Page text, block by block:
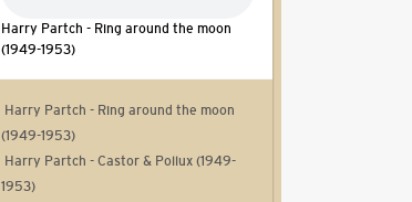
Harry Partch - Ring around the moon
(1949-1953)
Harry Partch - Ring around the moon
(1949-1953)
Harry Partch - Castor & Pollux (1949-
1953)